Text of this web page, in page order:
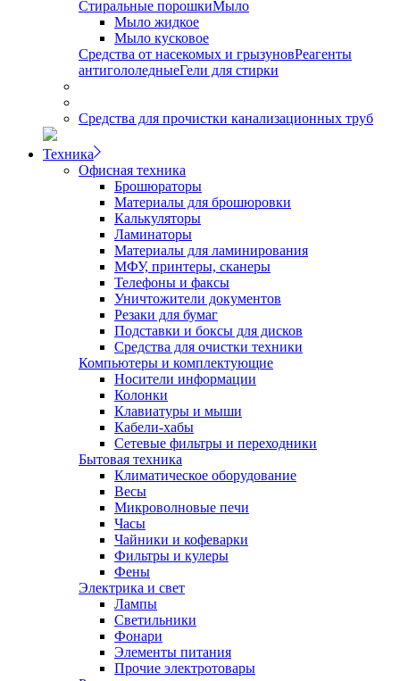
Стиральные порошкиМыло
Мыло жидкое
Мыло кусковое
Средства от насекомых и грызуновРеагенты
антигололедныеГели для стирки
Средства для прочистки канализационных труб
Техника
Офисная техника
Брошюраторы
Материалы для брошюровки
Калькуляторы
Ламинаторы
Материалы для ламинирования
МФУ, принтеры, сканеры
Телефоны и факсы
Уничтожители документов
Резаки для бумаг
Подставки и боксы для дисков
Средства для очистки техники
Компьютеры и комплектующие
Носители информации
Колонки
Клавиатуры и мыши
Кабели-хабы
Сетевые фильтры и переходники
Бытовая техника
Климатическое оборудование
Весы
Микроволновые печи
Часы
Чайники и кофеварки
Фильтры и кулеры
Фены
Электрика и свет
Лампы
Светильники
Фонари
Элементы питания
Прочие электротовары